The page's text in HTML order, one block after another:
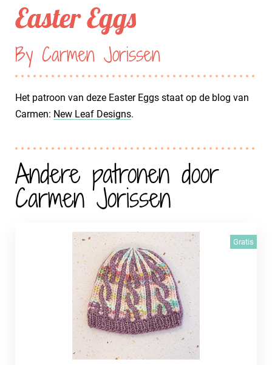
Easter Eggs
By Carmen Jorissen
Het patroon van deze Easter Eggs staat op de blog van
Carmen: New Leaf Designs.
Andere patronen door
Carmen Jorissen
Gratis